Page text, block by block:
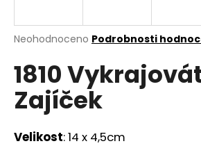
Průměrné
produktu
0,0
z
hvězdiček.
Neohodnoceno Podrobnosti
1810
Zajíček
Velikost: 14 x 4,5cm
j
t
?